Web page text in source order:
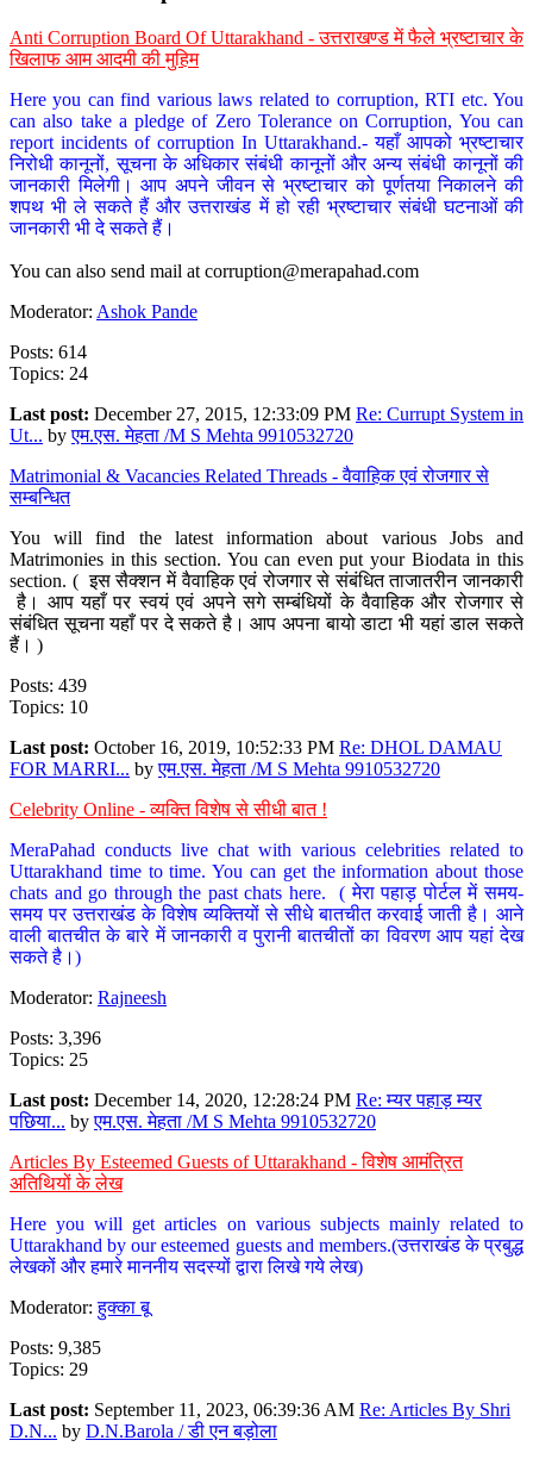
Anti Corruption Board Of Uttarakhand - उत्तराखण्ड में फैले भ्रष्टाचार के
खिलाफ आम आदमी की मुहिम
Here you can find various laws related to corruption, RTI etc. You
can also take a pledge of Zero Tolerance on Corruption, You can
report incidents of corruption In Uttarakhand.- यहाँ आपको भ्रष्टाचार
निरोधी कानूनों, सूचना के अधिकार संबंधी कानूनों और अन्य संबंधी कानूनों की
जानकारी मिलेगी। आप अपने जीवन से भ्रष्टाचार को पूर्णतया निकालने की
शपथ भी ले सकते हैं और उत्तराखंड में हो रही भ्रष्टाचार संबंधी घटनाओं की
जानकारी भी दे सकते हैं।
You can also send mail at corruption@merapahad.com
Moderator: Ashok Pande
Posts: 614
Topics: 24
Last post: December 27, 2015, 12:33:09 PM Re: Currupt System in
Ut... byएम.एस. मेहता /M S Mehta 9910532720
Matrimonial & Vacancies Related Threads - वैवाहिक एवं रोजगार से
सम्बन्धित
You will find the latest information about various Jobs and
Matrimonies in this section. You can even put your Biodata in this
section. ( इस सैक्शन में वैवाहिक एवं रोजगार से संबंधित ताजातरीन जानकारी
है। आप यहाँ पर स्वयं एवं अपने सगे सम्बंधियों के वैवाहिक और रोजगार से
संबंधित सूचना यहाँ पर दे सकते है। आप अपना बायो डाटा भी यहां डाल सकते
हैं। )
Posts: 439
Topics: 10
Last post: October 16, 2019, 10:52:33 PM Re: DHOL DAMAU
FOR MARRI... byएम.एस. मेहता /M S Mehta 9910532720
Celebrity Online - व्यक्ति विशेष से सीधी बात !
MeraPahad conducts live chat with various celebrities related to
Uttarakhand time to time. You can get the information about those
chats and go through the past chats here. ( मेरा पहाड़ पोर्टल में समय-
समय पर उत्तराखंड के विशेष व्यक्तियों से सीधे बातचीत करवाई जाती है। आने
वाली बातचीत के बारे में जानकारी व पुरानी बातचीतों का विवरण आप यहां देख
सकते है।)
Moderator: Rajneesh
Posts: 3,396
Topics: 25
Last post: December 14, 2020, 12:28:24 PM Re: म्यर पहाड़ म्यर
पछिया... byएम.एस. मेहता /M S Mehta 9910532720
Articles By Esteemed Guests of Uttarakhand - विशेष आमंत्रित
अतिथियों के लेख
Here you will get articles on various subjects mainly related to
Uttarakhand by our esteemed guests and members.(उत्तराखंड के प्रबुद्ध
लेखकों और हमारे माननीय सदस्यों द्वारा लिखे गये लेख)
Moderator:हुक्का बू
Posts: 9,385
Topics: 29
Last post: September 11, 2023, 06:39:36 AM Re: Articles By Shri
D.N... by D.N.Barola / डी एन बड़ोला